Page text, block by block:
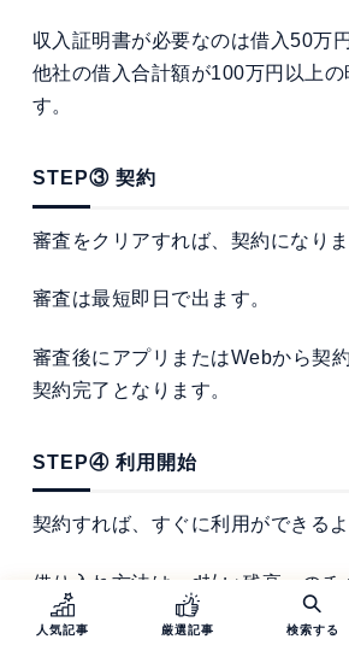
収入証明書が必要なのは借入50万
他社の借入合計額が100万円以上の
す。
STEP③ 契約
審査をクリアすれば、契約になりま
審査は最短即日で出ます。
審査後にアプリまたはWebから契
契約完了となります。
STEP④ 利用開始
契約すれば、すぐに利用ができる
借り入れ方法は、 d払い 残高へのチ
座への振込の2つの方法があります
人気記事 厳選記事 検索する